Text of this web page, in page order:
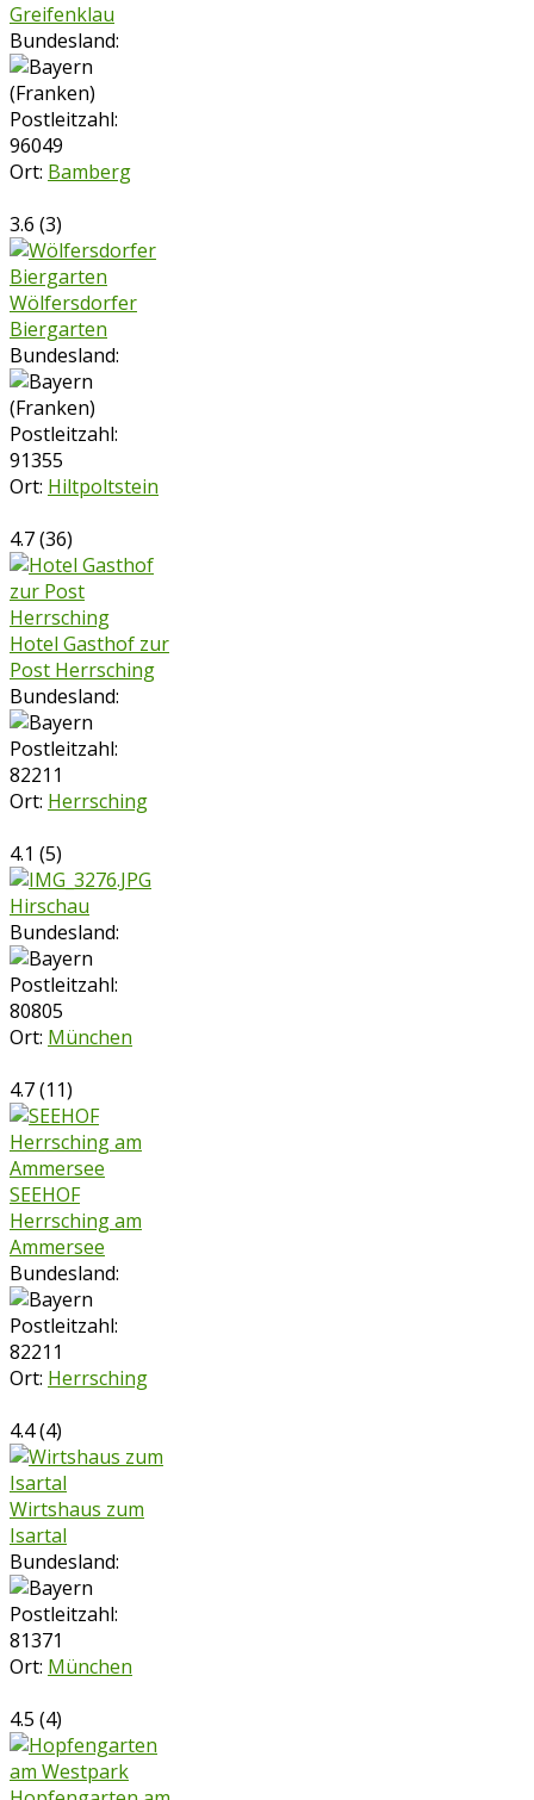
Greifenklau
Bundesland:
Postleitzahl:
96049
Ort: Bamberg
3.6 (3)
Wölfersdorfer
Biergarten
Bundesland:
Postleitzahl:
91355
Ort: Hiltpoltstein
4.7(36)
Hotel Gasthof zur
Post Herrsching
Bundesland:
Postleitzahl:
82211
Ort: Herrsching
4.1 (5)
Hirschau
Bundesland:
Postleitzahl:
80805
Ort: München
4.7(11)
SEEHOF
Herrsching am
Ammersee
Bundesland:
Postleitzahl:
82211
Ort: Herrsching
4.4(4)
Wirtshaus zum
Isartal
Bundesland:
Postleitzahl:
81371
Ort: München
4.5 (4)